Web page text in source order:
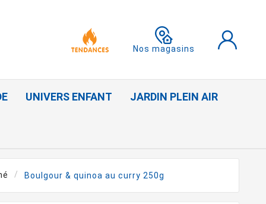
Nos magasins
UNIVERS ENFANT JARDIN PLEIN AIR
Boulgour & quinoa au curry 250g